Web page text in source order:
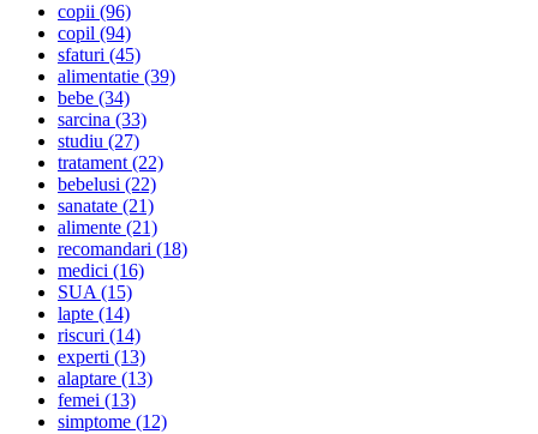
copii (96)
copil (94)
sfaturi (45)
alimentatie (39)
bebe (34)
sarcina (33)
studiu (27)
tratament(22)
bebelusi (22)
sanatate (21)
alimente (21)
recomandari (18)
medici (16)
SUA(15)
lapte (14)
riscuri (14)
experti (13)
alaptare (13)
femei (13)
simptome (12)